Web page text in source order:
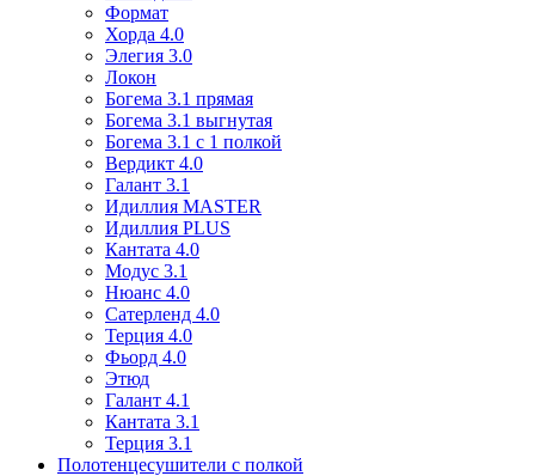
Формат
Хорда 4.0
Элегия 3.0
Локон
Богема 3.1 прямая
Богема 3.1 выгнутая
Богема 3.1 с 1 полкой
Вердикт 4.0
Галант 3.1
Идиллия MASTER
Идиллия PLUS
Кантата 4.0
Модус 3.1
Нюанс 4.0
Сатерленд 4.0
Терция 4.0
Фьорд 4.0
Этюд
Галант 4.1
Кантата 3.1
Терция 3.1
Полотенцесушители с полкой